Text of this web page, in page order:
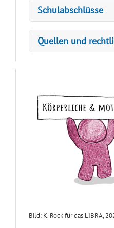
Schulabschlüsse
Quellen und
Bild: K. Rock für das LIBRA,